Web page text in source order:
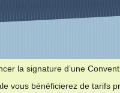
la signature d’une
vous bénéficierez de tarifs